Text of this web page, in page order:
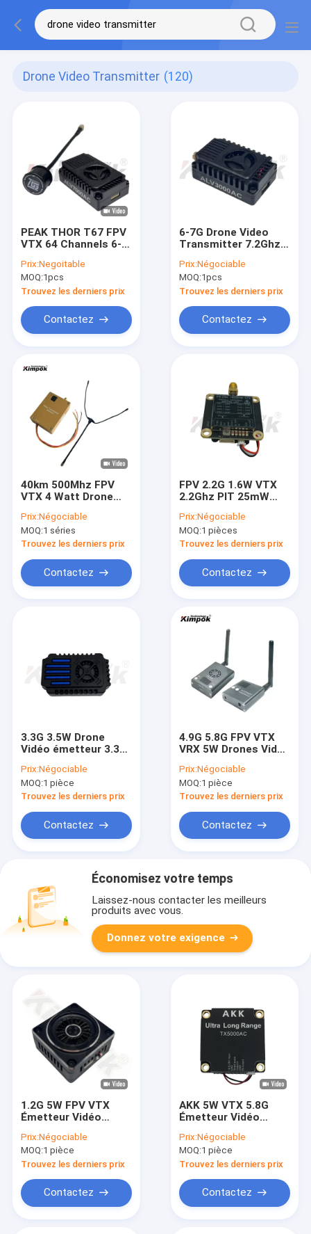
Drone Video Transmitter (120)
PEAK THOR T67 FPV
VTX 64 Channels 6-
Video Transmitter
for RC Drone
Prix:Negoitable
MOQ:1pcs
Trouvez les derniers prix
Contactez
6-7G Drone Video
Transmitter 7.2Ghz
ALV3000AC FPV VTX
for RC Drone
Prix:Négociable
MOQ:1pcs
Trouvez les derniers prix
Contactez
40km 500Mhz FPV
VTX 4 Watt Drone
Fréquence
personnalisable
Prix:Négociable
MOQ:1 séries
Trouvez les derniers prix
Contactez
FPV 2.2G 1.6W VTX
2.2Ghz PIT 25mW
Drone Vidéo
émetteur et
récepteur pour la
vidéo
Prix:Négociable
MOQ:1 pièces
Trouvez les derniers prix
Contactez
3.3G 3.5W Drone
Vidéo émetteur 3.3G
de course à longue
distance analogique
VTX 24CH
Prix:Négociable
MOQ:1 pièce
Trouvez les derniers prix
Contactez
4.9G 5.8G FPV VTX
VRX 5W Drones Vidéo
terre
Prix:Négociable
MOQ:1 pièce
Trouvez les derniers prix
Contactez
Économisez votre temps
Laissez-nous contacter les meilleurs
produits avec vous.
Donnez votre exigence
1.2G 5W FPV VTX
Émetteur Vidéo
Puissance Module
VTX 1.5Ghz UAV 9CH
Prix:Négociable
MOQ:1 pièce
Trouvez les derniers prix
Contactez
AKK 5W VTX 5.8G
Émetteur Vidéo
Ultra Supporte Smart
Audio pour Drone
FPV VTX
Prix:Négociable
MOQ:1 pièce
Trouvez les derniers prix
Contactez